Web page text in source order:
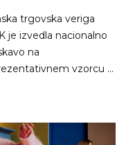
trgovska veriga
je izvedla nacionalno
na
vzorcu ...